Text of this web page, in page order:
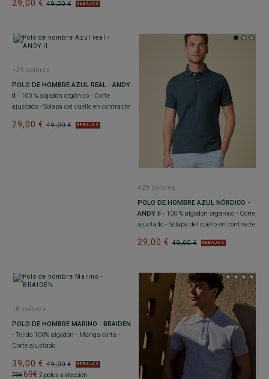
49,00 €
29,00 € REBAJAS
+29 colores
POLO DE HOMBRE AZUL REAL - ANDY
II - 100 % algodón orgánico - Corte
ajustado - Solapa del cuello en contraste
49,00 €
29,00 € REBAJAS
+29 colores
POLO DE HOMBRE AZUL NÓRDICO -
ANDY II
- 100 % algodón orgánico - Corte
ajustado - Solapa del cuello en contraste
49,00 €
29,00 € REBAJAS
+8 colores
POLO DE HOMBRE MARINO - BRAIDEN
- Tejido 100% algodón - Manga corta -
Corte ajustado
49,00 €
39,00 € REBAJAS
79€69€ 2 polos a elección